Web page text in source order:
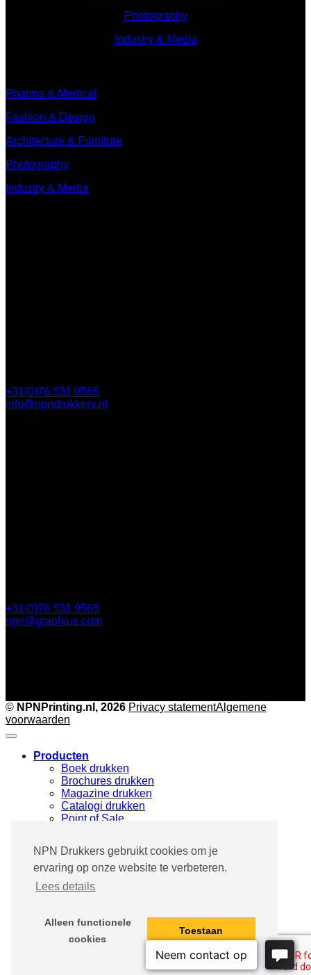
NPN Drukkers gebruikt cookies om je
ervaring op onze website te verbeteren.
Lees details
Alleen functionele
cookies
Toestaan
Photography
Industry & Media
Pharma & Medical
Fashion & Design
Architecture & Furniture
Photography
Industry & Media
+31(0)76 531 9565
info@npndrukkers.nl
+31(0)76 531 9565
npn@graphius.com
© NPNPrinting.nl, 2026 Privacy statementAlgemene
voorwaarden
Producten
Boek drukken
Brochures drukken
Magazine drukken
Catalogi drukken
Point of Sale
Drukwerk branches
Pharma & Medical
Fashion & Design
Architecture & Furniture
Industry & Media
Succesverhalen